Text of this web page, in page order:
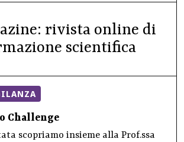
Challenge
scopriamo insieme alla Prof.ssa
rivista online di
scientifica